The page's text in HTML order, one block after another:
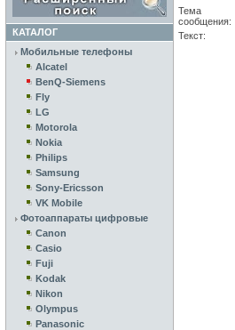
КАТАЛОГ
Мобильные телефоны
Alcatel
BenQ-Siemens
Fly
LG
Motorola
Nokia
Philips
Samsung
Sony-Ericsson
VK Mobile
Фотоаппараты цифровые
Canon
Casio
Fuji
Kodak
Nikon
Olympus
Panasonic
Тема
сообщения:
Текст: